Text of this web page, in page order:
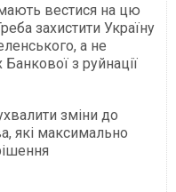
вестися на цю
захистити Україну
а не
з руйнації
зміни до
які максимально